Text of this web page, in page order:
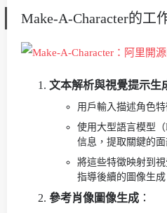
Make-A-Character的工
文本解析與視覺提示生
用戶輸入描述角色
使用大型語言模型
信息，提取關鍵的面
將這些特徵映射到
指導後續的圖像生成
參考肖像圖像生成 ：